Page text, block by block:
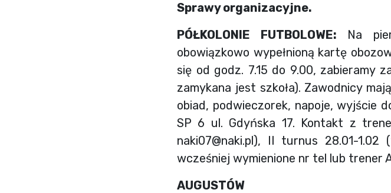
Sprawy organizacyjne.
PÓŁKOLONIE FUTBOLOWE: Na
obowiązkowo wypełnioną kartę
się od godz. 7.15 do 9.00, zabieramy
zamykana jest szkoła). Zawodnicy
obiad, podwieczorek, napoje, wyjście
SP 6 ul. Gdyńska 17. Kontakt z
naki07@naki.pl), II turnus 28.01-1.02
wcześniej wymienione nr tel lub trener
AUGUSTÓW